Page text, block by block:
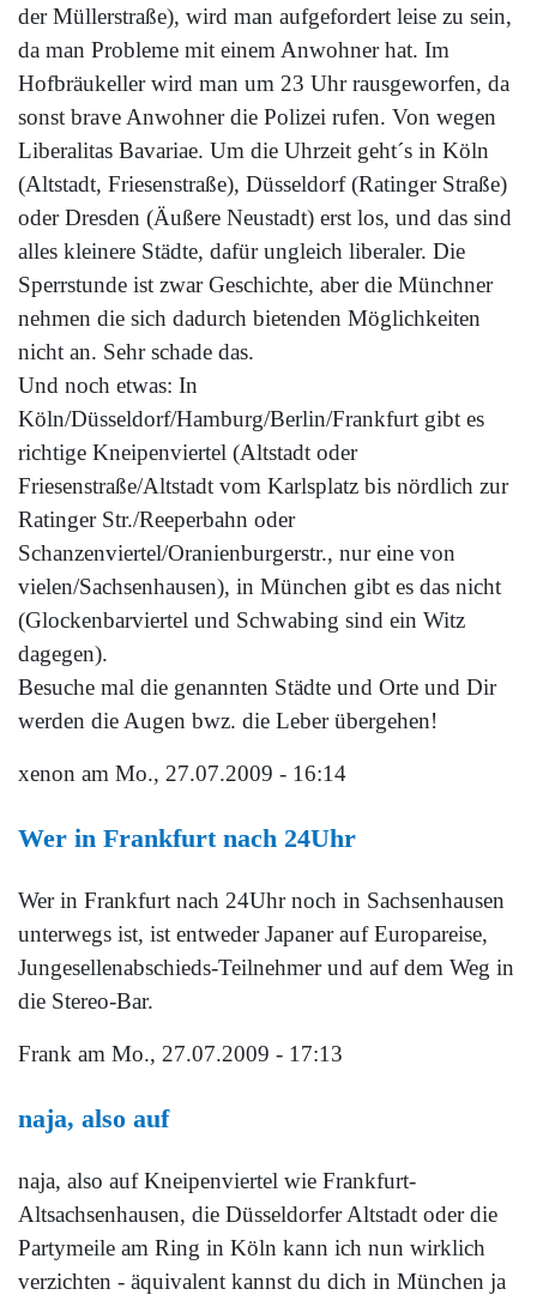
der Müllerstraße), wird man aufgefordert leise zu sein,
da man Probleme mit einem Anwohner hat. Im
Hofbräukeller wird man um 23 Uhr rausgeworfen, da
sonst brave Anwohner die Polizei rufen. Von wegen
Liberalitas Bavariae. Um die Uhrzeit geht´s in Köln
(Altstadt, Friesenstraße), Düsseldorf (Ratinger Straße)
oder Dresden (Äußere Neustadt) erst los, und das sind
alles kleinere Städte, dafür ungleich liberaler. Die
Sperrstunde ist zwar Geschichte, aber die Münchner
nehmen die sich dadurch bietenden Möglichkeiten
nicht an. Sehr schade das.
Und noch etwas: In
Köln/Düsseldorf/Hamburg/Berlin/Frankfurt gibt es
richtige Kneipenviertel (Altstadt oder
Friesenstraße/Altstadt vom Karlsplatz bis nördlich zur
Ratinger Str./Reeperbahn oder
Schanzenviertel/Oranienburgerstr., nur eine von
vielen/Sachsenhausen), in München gibt es das nicht
(Glockenbarviertel und Schwabing sind ein Witz
dagegen).
Besuche mal die genannten Städte und Orte und Dir
werden die Augen bwz. die Leber übergehen!
xenon am Mo., 27.07.2009 - 16:14
Wer in Frankfurt nach 24Uhr
Wer in Frankfurt nach 24Uhr noch in Sachsenhausen
unterwegs ist, ist entweder Japaner auf Europareise,
Jungesellenabschieds-Teilnehmer und auf dem Weg in
die Stereo-Bar.
Frank am Mo., 27.07.2009 - 17:13
naja, also auf
naja, also auf Kneipenviertel wie Frankfurt-
Altsachsenhausen, die Düsseldorfer Altstadt oder die
Partymeile am Ring in Köln kann ich nun wirklich
verzichten - äquivalent kannst du dich in München ja